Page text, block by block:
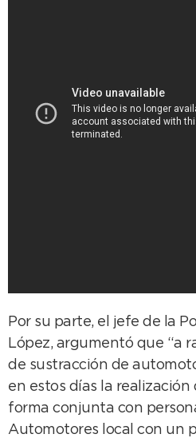
Por su parte, el jefe de la
López, argumentó que “a
de sustracción de
en estos días la
forma conjunta con
Automotores local con un